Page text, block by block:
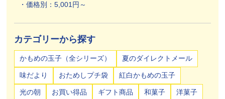
価格別：5,001円～
カテゴリーから探す
かもめの玉子（全シリーズ） 夏のダイレクトメール
味だより おためしプチ袋 紅白かもめの玉子
光の朝 お買い得品 ギフト商品 和菓子 洋菓子